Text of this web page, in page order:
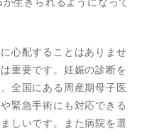
心配することはありませ
重要です。妊娠の診断を
全国にある周産期母子医
緊急手術にも対応できる
しいです。また病院を選